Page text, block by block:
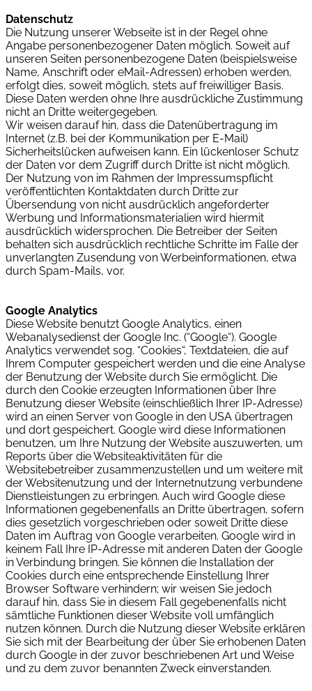
Datenschutz
Die Nutzung unserer Webseite ist in der Regel ohne
Angabe personenbezogener Daten möglich. Soweit auf
unseren Seiten personenbezogene Daten (beispielsweise
Name, Anschrift oder eMail-Adressen) erhoben werden,
erfolgt dies, soweit möglich, stets auf freiwilliger Basis.
Diese Daten werden ohne Ihre ausdrückliche Zustimmung
nicht an Dritte weitergegeben.
Wir weisen darauf hin, dass die Datenübertragung im
Internet (z.B. bei der Kommunikation per E-Mail)
Sicherheitslücken aufweisen kann. Ein lückenloser Schutz
der Daten vor dem Zugriff durch Dritte ist nicht möglich.
Der Nutzung von im Rahmen der Impressumspflicht
veröffentlichten Kontaktdaten durch Dritte zur
Übersendung von nicht ausdrücklich angeforderter
Werbung und Informationsmaterialien wird hiermit
ausdrücklich widersprochen. Die Betreiber der Seiten
behalten sich ausdrücklich rechtliche Schritte im Falle der
unverlangten Zusendung von Werbeinformationen, etwa
durch Spam-Mails, vor.
Google Analytics
Diese Website benutzt Google Analytics, einen
Webanalysedienst der Google Inc. (“Google“). Google
Analytics verwendet sog. “Cookies“, Textdateien, die auf
Ihrem Computer gespeichert werden und die eine Analyse
der Benutzung der Website durch Sie ermöglicht. Die
durch den Cookie erzeugten Informationen über Ihre
Benutzung dieser Website (einschließlich Ihrer IP-Adresse)
wird an einen Server von Google in den USA übertragen
und dort gespeichert. Google wird diese Informationen
benutzen, um Ihre Nutzung der Website auszuwerten, um
Reports über die Websiteaktivitäten für die
Websitebetreiber zusammenzustellen und um weitere mit
der Websitenutzung und der Internetnutzung verbundene
Dienstleistungen zu erbringen. Auch wird Google diese
Informationen gegebenenfalls an Dritte übertragen, sofern
dies gesetzlich vorgeschrieben oder soweit Dritte diese
Daten im Auftrag von Google verarbeiten. Google wird in
keinem Fall Ihre IP-Adresse mit anderen Daten der Google
in Verbindung bringen. Sie können die Installation der
Cookies durch eine entsprechende Einstellung Ihrer
Browser Software verhindern; wir weisen Sie jedoch
darauf hin, dass Sie in diesem Fall gegebenenfalls nicht
sämtliche Funktionen dieser Website voll umfänglich
nutzen können. Durch die Nutzung dieser Website erklären
Sie sich mit der Bearbeitung der über Sie erhobenen Daten
durch Google in der zuvor beschriebenen Art und Weise
und zu dem zuvor benannten Zweck einverstanden.